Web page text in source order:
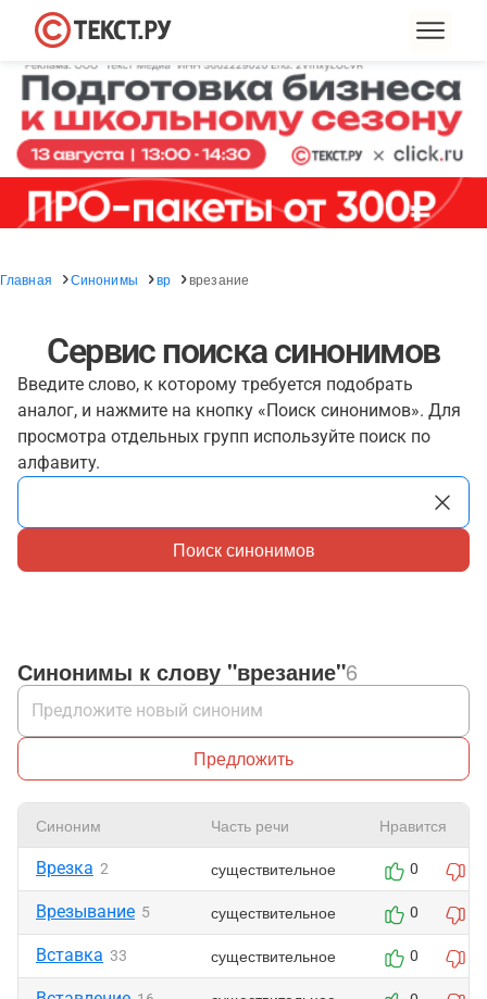
Главная Синонимы вр врезание
Сервис поиска синонимов
Введите слово, к которому требуется подобрать
аналог, и нажмите на кнопку «Поиск синонимов». Для
просмотра отдельных групп используйте поиск по
алфавиту.
Поиск синонимов
Синонимы к слову "врезание"6
Предложить
Синоним Часть речи Нравится
Врезка 2 существительное 0
Врезывание 5 существительное 0
Вставка 33 существительное 0